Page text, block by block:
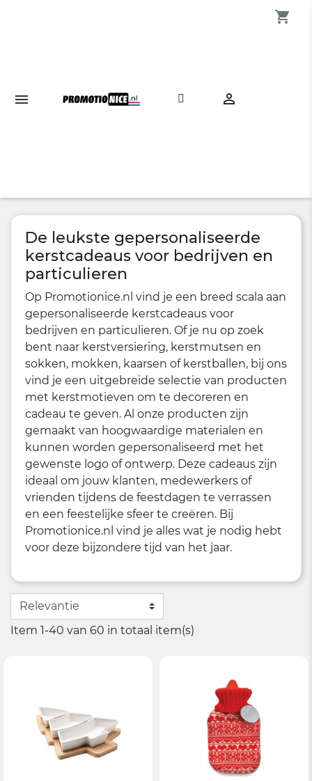

shopping_cart
De leukste gepersonaliseerde
kerstcadeaus voor bedrijven en
particulieren
Op Promotionice.nl vind je een breed scala aan
gepersonaliseerde kerstcadeaus voor
bedrijven en particulieren. Of je nu op zoek
bent naar kerstversiering, kerstmutsen en
sokken, mokken, kaarsen of kerstballen, bij ons
vind je een uitgebreide selectie van producten
met kerstmotieven om te decoreren en
cadeau te geven. Al onze producten zijn
gemaakt van hoogwaardige materialen en
kunnen worden gepersonaliseerd met het
gewenste logo of ontwerp. Deze cadeaus zijn
ideaal om jouw klanten, medewerkers of
vrienden tijdens de feestdagen te verrassen
en een feestelijke sfeer te creëren. Bij
Promotionice.nl vind je alles wat je nodig hebt
voor deze bijzondere tijd van het jaar.
Item 1-40 van 60 in totaal item(s)